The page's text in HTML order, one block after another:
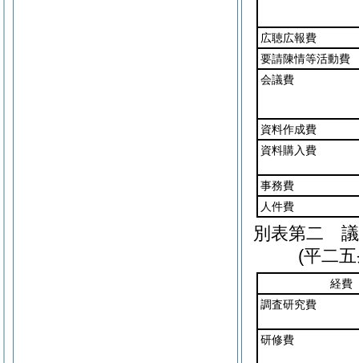
広聴広報費
要請陳情等活動費
会議費
資料作成費
資料購入費
事務費
人件費
別表第二 議
(平二
経費
調査研究費
研修費